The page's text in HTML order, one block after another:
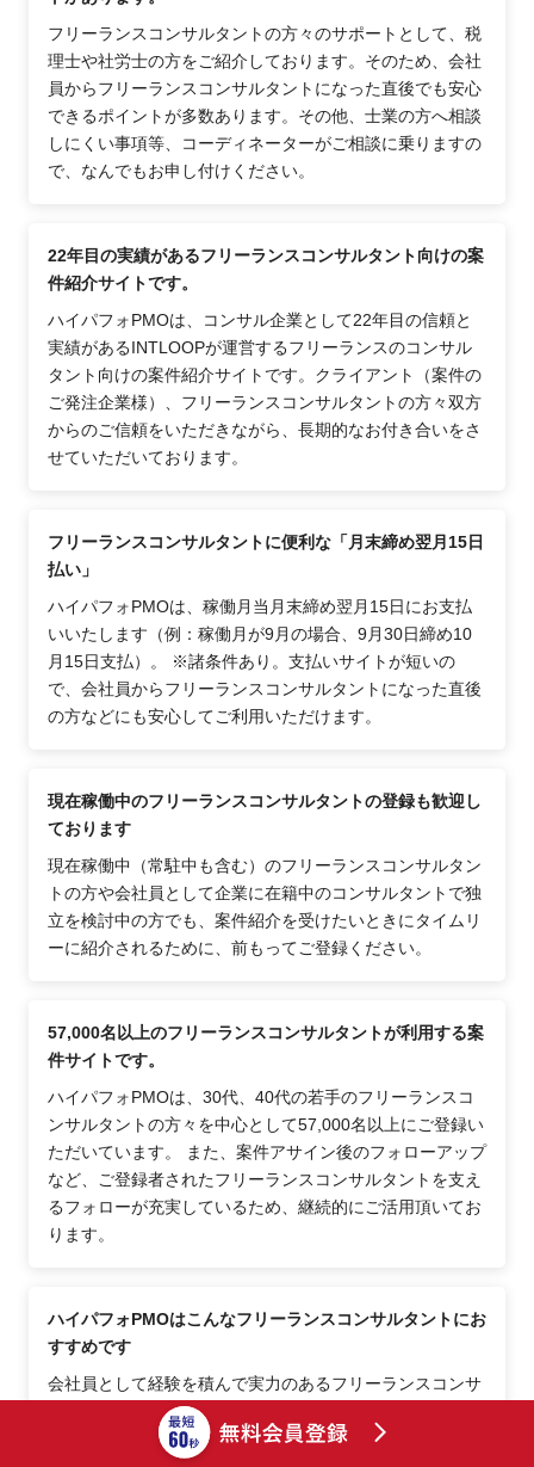
フリーランスコンサルタントの方々のサポートとして、税
理士や社労士の方をご紹介しております。そのため、会社
員からフリーランスコンサルタントになった直後でも安心
できるポイントが多数あります。その他、士業の方へ相談
しにくい事項等、コーディネーターがご相談に乗りますの
で、なんでもお申し付けください。
22年目の実績があるフリーランスコンサルタント向けの案
件紹介サイトです。
ハイパフォPMOは、コンサル企業として22年目の信頼と
実績があるINTLOOPが運営するフリーランスのコンサル
タント向けの案件紹介サイトです。クライアント（案件の
ご発注企業様）、フリーランスコンサルタントの方々双方
からのご信頼をいただきながら、長期的なお付き合いをさ
せていただいております。
フリーランスコンサルタントに便利な「月末締め翌月15日
払い」
ハイパフォPMOは、稼働月当月末締め翌月15日にお支払
いいたします（例：稼働月が9月の場合、9月30日締め10
月15日支払）。 ※諸条件あり。支払いサイトが短いの
で、会社員からフリーランスコンサルタントになった直後
の方などにも安心してご利用いただけます。
現在稼働中のフリーランスコンサルタントの登録も歓迎し
ております
現在稼働中（常駐中も含む）のフリーランスコンサルタン
トの方や会社員として企業に在籍中のコンサルタントで独
立を検討中の方でも、案件紹介を受けたいときにタイムリ
ーに紹介されるために、前もってご登録ください。
57,000名以上のフリーランスコンサルタントが利用する案
件サイトです。
ハイパフォPMOは、30代、40代の若手のフリーランスコ
ンサルタントの方々を中心として57,000名以上にご登録い
ただいています。 また、案件アサイン後のフォローアップ
など、ご登録者されたフリーランスコンサルタントを支え
るフォローが充実しているため、継続的にご活用頂いてお
ります。
ハイパフォPMOはこんなフリーランスコンサルタントにお
すすめです
会社員として経験を積んで実力のあるフリーランスコンサ
ルタント、自分の時間・自由を大切にした働き方（ワーク
スタイル）を目指すフリーランスコンサルタント、市場価